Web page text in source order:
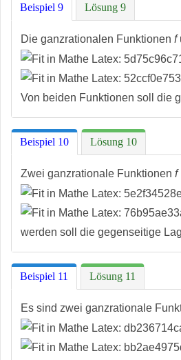
Beispiel 9 Lösung 9
Die ganzrationalen Funktionen f
Von beiden Funktionen soll die
Beispiel 10 Lösung 10
Zwei ganzrationale Funktionen f
werden soll die gegenseitige
Beispiel 11 Lösung 11
Es sind zwei ganzrationale